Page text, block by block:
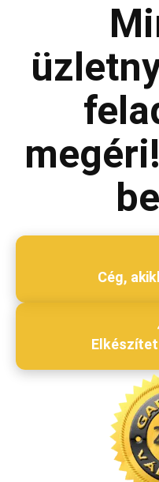
Beküldés
Cég,